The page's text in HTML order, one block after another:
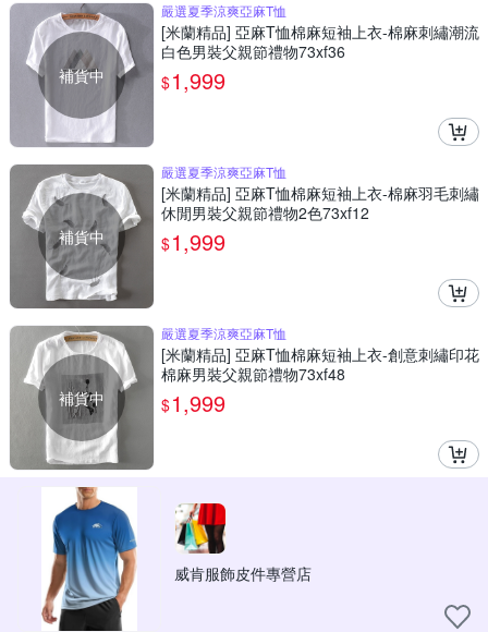
補貨中
嚴選夏季涼爽亞麻T恤
[米蘭精品] 亞麻T恤棉麻短袖上衣-棉麻刺繡潮流
白色男裝父親節禮物73xf36
$1,999
補貨中
嚴選夏季涼爽亞麻T恤
[米蘭精品] 亞麻T恤棉麻短袖上衣-棉麻羽毛刺繡
休閒男裝父親節禮物2色73xf12
$1,999
補貨中
嚴選夏季涼爽亞麻T恤
[米蘭精品] 亞麻T恤棉麻短袖上衣-創意刺繡印花
棉麻男裝父親節禮物73xf48
$1,999
威肯服飾皮件專營店